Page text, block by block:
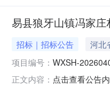
易县狼牙山镇冯家
招标｜招标公告 河北
项目编号： WXSH-
正文内容： 点击查看公告